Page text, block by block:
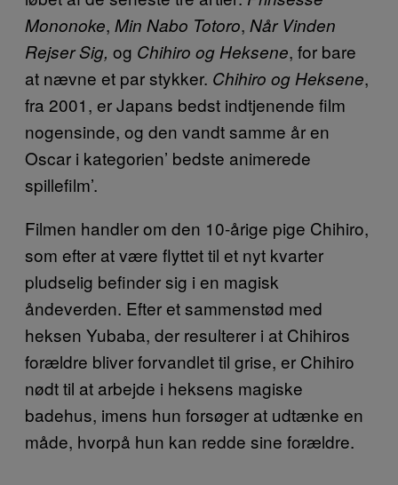
Mononoke, Min Nabo Totoro, Når Vinden
Rejser Sig, og Chihiro og Heksene, for bare
at nævne et par stykker. Chihiro og Heksene,
fra 2001, er Japans bedst indtjenende film
nogensinde, og den vandt samme år en
Oscar i kategorien’ bedste animerede
spillefilm’.
Filmen handler om den 10-årige pige Chihiro,
som efter at være flyttet til et nyt kvarter
pludselig befinder sig i en magisk
åndeverden. Efter et sammenstød med
heksen Yubaba, der resulterer i at Chihiros
forældre bliver forvandlet til grise, er Chihiro
nødt til at arbejde i heksens magiske
badehus, imens hun forsøger at udtænke en
måde, hvorpå hun kan redde sine forældre.